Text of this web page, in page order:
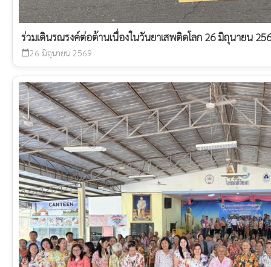
ร่วมเดินรณรงค์ต่อต้านเนื่องในวันยาเสพติดโลก 26 มิถุนายน
calendar_today26 มิถุนายน 2569